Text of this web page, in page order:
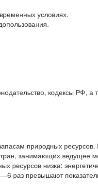
условиях.
кодексы РФ, а
природных
занимающих ведущее
ресурсов низка:
раз превышают